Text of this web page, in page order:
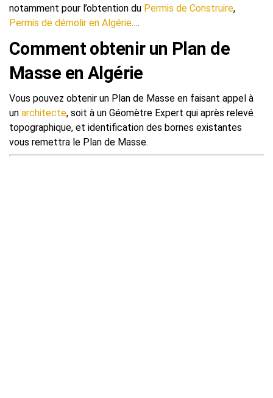
notamment pour l’obtention du Permis de Construire,
Permis de démolir en Algérie….
Comment obtenir un Plan de
Masse en Algérie
Vous pouvez obtenir un Plan de Masse en faisant appel à
un architecte, soit à un Géomètre Expert qui après relevé
topographique, et identification des bornes existantes
vous remettra le Plan de Masse.